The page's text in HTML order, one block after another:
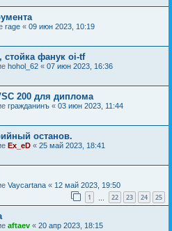
rage « 09 июн 2023, 10:19
стойка фанук oi-tf
hohol_62 « 07 июн 2023, 16:36
200 для диплома
гражданинъ « 03 июн 2023, 11:44
останов.
Ex_eD « 25 май 2023, 18:41
Vaycartana « 12 май 2023, 19:50
1 22 23 24 25
aftaev « 20 апр 2023, 18:15